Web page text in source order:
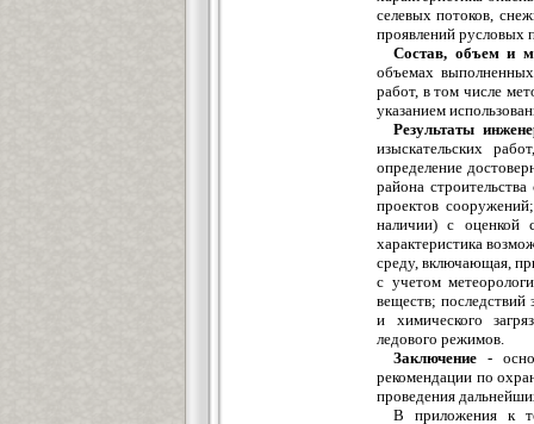
селевых потоков,
проявлений русловых
Состав, объем и
объемах
работ, в том числе
указанием
Результаты
изыскательских
определение
района
проектов
наличии) с оценкой
характеристика
среду, включающая,
с учетом
веществ;
и химического
ледового режимов.
Заключение -
рекомендации по
проведения
В приложения к